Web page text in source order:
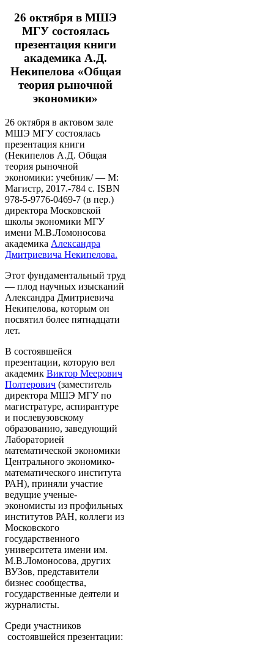
26 октября в МШЭ
МГУ состоялась
презентация книги
академика А.Д.
Некипелова «Общая
теория рыночной
экономики»
26 октября в актовом зале
МШЭ МГУ состоялась
презентация книги
(Некипелов А.Д. Общая
теория рыночной
экономики: учебник/ — М:
Магистр, 2017.-784 с. ISBN
978-5-9776-0469-7 (в пер.)
директора Московской
школы экономики МГУ
имени М.В.Ломоносова
академика Александра
Дмитриевича Некипелова.
Этот фундаментальный труд
— плод научных изысканий
Александра Дмитриевича
Некипелова, которым он
посвятил более пятнадцати
лет.
В состоявшейся
презентации, которую вел
академик Виктор Меерович
Полтерович (заместитель
директора МШЭ МГУ по
магистратуре, аспирантуре
и послевузовскому
образованию, заведующий
Лабораторией
математической экономики
Центрального экономико-
математического института
РАН), приняли участие
ведущие ученые-
экономисты из профильных
институтов РАН, коллеги из
Московского
государственного
университета имени им.
М.В.Ломоносова, других
ВУЗов, представители
бизнес сообщества,
государственные деятели и
журналисты.
Среди участников
состоявшейся презентации: